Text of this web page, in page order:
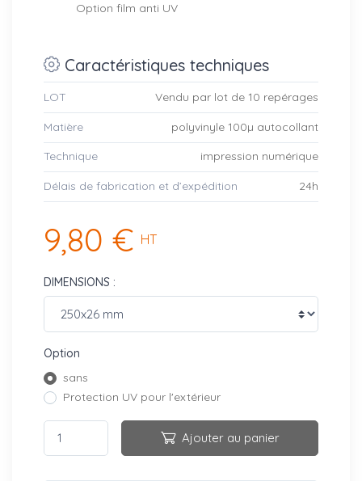
Option film anti UV
Caractéristiques techniques
LOT Vendu par lot de 10 repérages
Matière polyvinyle 100µ autocollant
Technique impression numérique
Délais de fabrication et d’expédition 24h
9,80 € HT
DIMENSIONS :
Option
sans
Protection UV pour l'extérieur
Ajouter au panier